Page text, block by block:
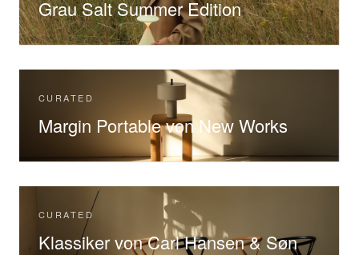
Grau Salt Summer Edition
CURATED
Margin Portable von New Works
CURATED
Klassiker von Carl Hansen & Søn